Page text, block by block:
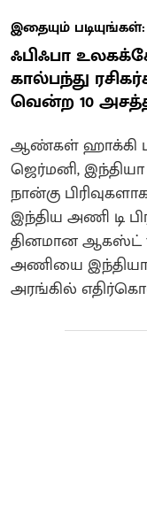
இதையும் படியுங்கள்:
ஃபிஃபா
கால்பந்து
வென்ற 10
ஆண்கள் ஹாக்கி
ஜெர்மனி,
நான்கு
இந்திய அணி டி
தினமான ஆகஸ்ட்
அணியை
அரங்கில்